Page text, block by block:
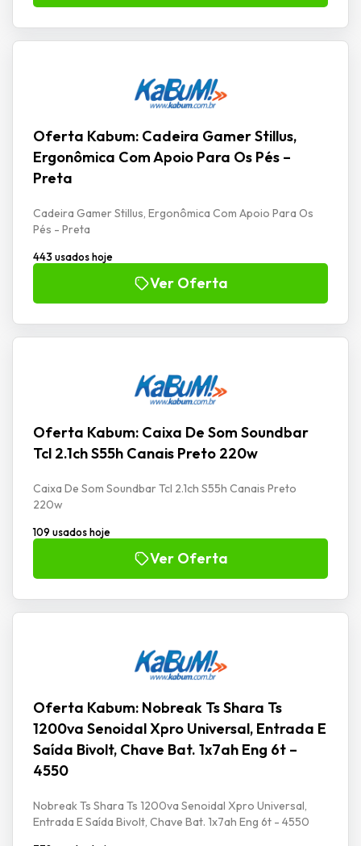
Oferta Kabum: Cadeira Gamer Stillus,
Ergonômica Com Apoio Para Os Pés –
Preta
Cadeira Gamer Stillus, Ergonômica Com Apoio Para Os
Pés - Preta
443 usados hoje
Ver Oferta
Oferta Kabum: Caixa De Som Soundbar
Tcl 2.1ch S55h Canais Preto 220w
Caixa De Som Soundbar Tcl 2.1ch S55h Canais Preto
220w
109 usados hoje
Ver Oferta
Oferta Kabum: Nobreak Ts Shara Ts
1200va Senoidal Xpro Universal, Entrada E
Saída Bivolt, Chave Bat. 1x7ah Eng 6t –
4550
Nobreak Ts Shara Ts 1200va Senoidal Xpro Universal,
Entrada E Saída Bivolt, Chave Bat. 1x7ah Eng 6t - 4550